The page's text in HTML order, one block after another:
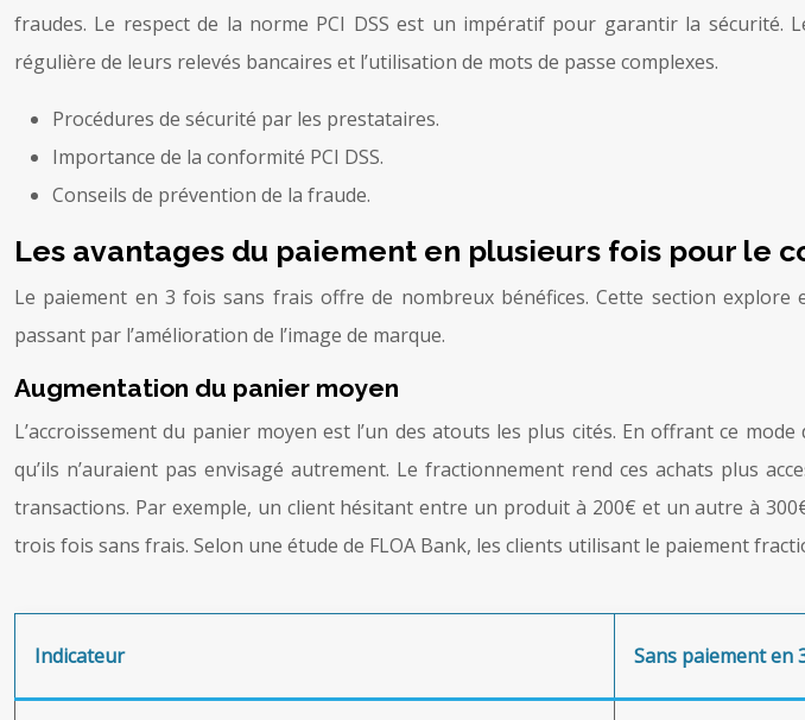
fraudes. Le respect de la norme PCI DSS est un impératif pour garantir la sécurité.
régulière de leurs relevés bancaires et l’utilisation de mots de passe complexes.
Procédures de sécurité par les prestataires.
Importance de la conformité PCI DSS.
Conseils de prévention de la fraude.
Les avantages du paiement en plusieurs fois pour le
Le paiement en 3 fois sans frais offre de nombreux bénéfices. Cette section
passant par l’amélioration de l’image de marque.
Augmentation du panier moyen
L’accroissement du panier moyen est l’un des atouts les plus cités. En offrant ce
qu’ils n’auraient pas envisagé autrement. Le fractionnement rend ces achats plus
transactions. Par exemple, un client hésitant entre un produit à 200€ et un autre à
trois fois sans frais. Selon une étude de FLOA Bank, les clients utilisant le paiement
Indicateur Sans paiement en